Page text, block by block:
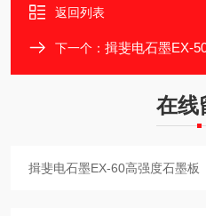
返回列表
下一个： 揖斐电石墨EX-
在线